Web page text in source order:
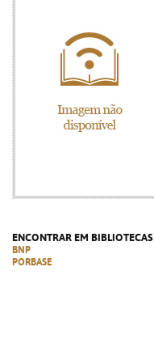
ENCONTRAR EM BIBLIOTECAS
BNP
PORBASE